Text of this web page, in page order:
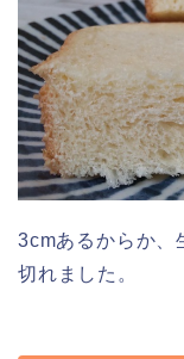
3cmあるからか、
切れました。